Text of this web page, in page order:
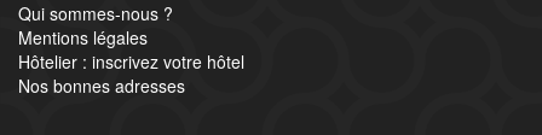
Qui sommes-nous ?
Mentions légales
Hôtelier : inscrivez votre hôtel
Nos bonnes adresses